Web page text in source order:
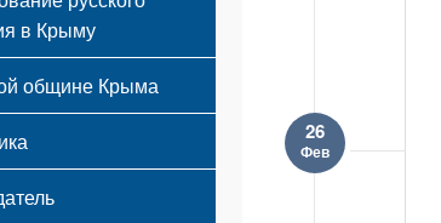
26
Фев
в Крыму
Крым
общине Крыма
деятельности